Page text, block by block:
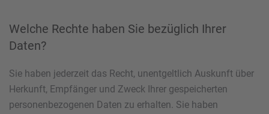
Welche Rechte haben Sie bezüglich Ihrer
Daten?
Sie haben jederzeit das Recht, unentgeltlich Auskunft über
Herkunft, Empfänger und Zweck Ihrer gespeicherten
personenbezogenen Daten zu erhalten. Sie haben